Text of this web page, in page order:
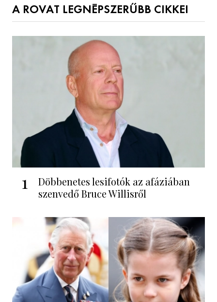
A ROVAT LEGNÉPSZERŰBB CIKKEI
1
Döbbenetes lesifotók az afáziában
szenvedő Bruce Willisről